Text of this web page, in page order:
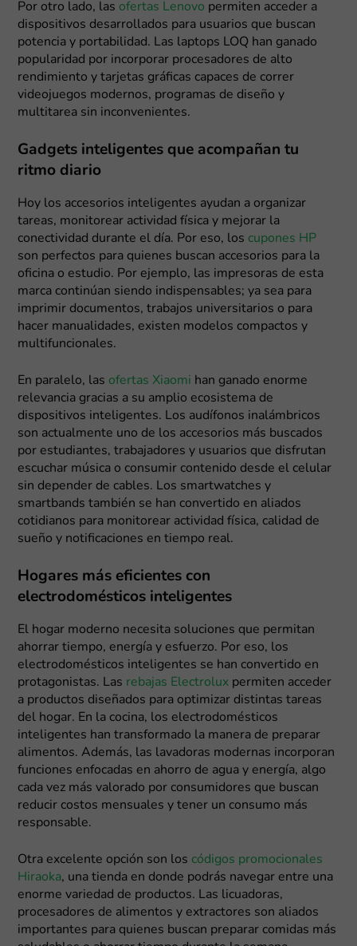
Por otro lado, las ofertas Lenovo permiten acceder a
dispositivos desarrollados para usuarios que buscan
potencia y portabilidad. Las laptops LOQ han ganado
popularidad por incorporar procesadores de alto
rendimiento y tarjetas gráficas capaces de correr
videojuegos modernos, programas de diseño y
multitarea sin inconvenientes.
Gadgets inteligentes que acompañan tu
ritmo diario
Hoy los accesorios inteligentes ayudan a organizar
tareas, monitorear actividad física y mejorar la
conectividad durante el día. Por eso, los cupones HP
son perfectos para quienes buscan accesorios para la
oficina o estudio. Por ejemplo, las impresoras de esta
marca continúan siendo indispensables; ya sea para
imprimir documentos, trabajos universitarios o para
hacer manualidades, existen modelos compactos y
multifuncionales.
En paralelo, las ofertas Xiaomi han ganado enorme
relevancia gracias a su amplio ecosistema de
dispositivos inteligentes. Los audífonos inalámbricos
son actualmente uno de los accesorios más buscados
por estudiantes, trabajadores y usuarios que disfrutan
escuchar música o consumir contenido desde el celular
sin depender de cables. Los smartwatches y
smartbands también se han convertido en aliados
cotidianos para monitorear actividad física, calidad de
sueño y notificaciones en tiempo real.
Hogares más eficientes con
electrodomésticos inteligentes
El hogar moderno necesita soluciones que permitan
ahorrar tiempo, energía y esfuerzo. Por eso, los
electrodomésticos inteligentes se han convertido en
protagonistas. Las rebajas Electrolux permiten acceder
a productos diseñados para optimizar distintas tareas
del hogar. En la cocina, los electrodomésticos
inteligentes han transformado la manera de preparar
alimentos. Además, las lavadoras modernas incorporan
funciones enfocadas en ahorro de agua y energía, algo
cada vez más valorado por consumidores que buscan
reducir costos mensuales y tener un consumo más
responsable.
Otra excelente opción son los códigos promocionales
Hiraoka, una tienda en donde podrás navegar entre una
enorme variedad de productos. Las licuadoras,
procesadores de alimentos y extractores son aliados
importantes para quienes buscan preparar comidas más